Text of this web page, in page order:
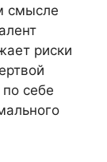
смысле
риски
себе